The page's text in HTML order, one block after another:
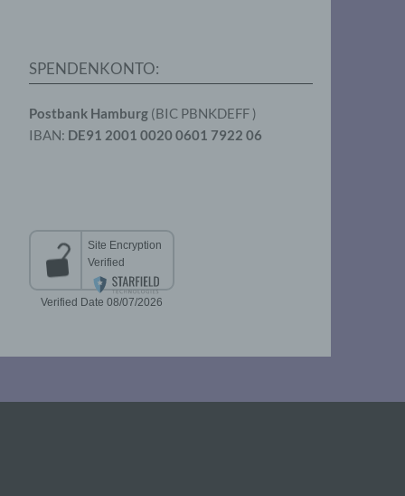
SPENDENKONTO:
Postbank Hamburg (BIC PBNKDEFF )
IBAN: DE91 2001 0020 0601 7922 06